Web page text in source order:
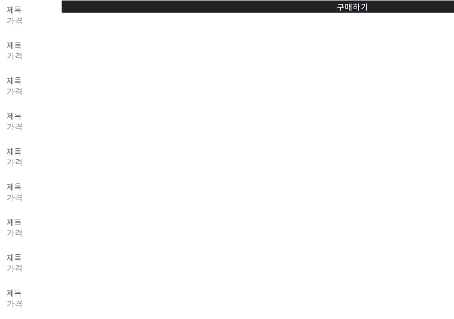
구매하기
제목
가격
제목
가격
제목
가격
제목
가격
제목
가격
제목
가격
제목
가격
제목
가격
제목
가격